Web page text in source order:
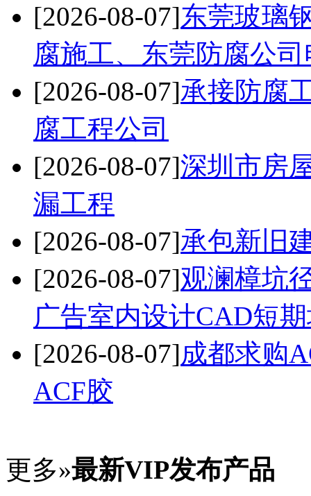
[2026-08-07]东莞玻璃
腐施工、东莞防腐公
[2026-08-07]承接防腐
腐工程公司
[2026-08-07]深圳市房
漏工程
[2026-08-07]承包新旧
[2026-08-07]观澜樟坑
广告室内设计CAD短
[2026-08-07]成都求购
ACF胶
更多»最新VIP发布产品